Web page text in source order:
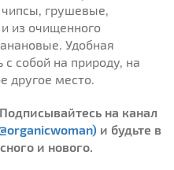
грушевые,
из очищенного
Удобная
с собой на природу, на
другое место.
на канал
и будьте в
и нового.